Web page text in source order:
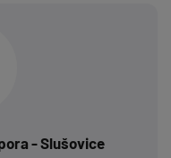
- Slušovice